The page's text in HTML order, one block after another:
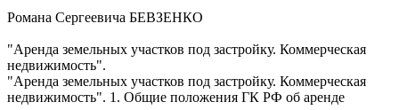
Романа Сергеевича БЕВЗЕНКО
"Аренда земельных участков под застройку. Коммерческая
недвижимость".
"Аренда земельных участков под застройку. Коммерческая
недвижимость". 1. Общие положения ГК РФ об аренде